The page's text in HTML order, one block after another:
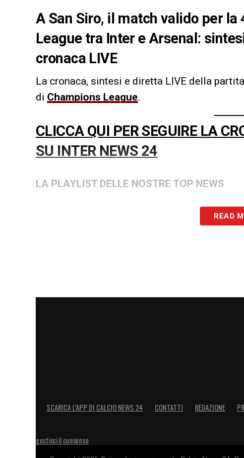
A San Siro, il match valido per
League tra Inter e Arsenal:
cronaca LIVE
La cronaca, sintesi e diretta LIVE della partita
di Champions League.
CLICCA QUI PER SEGUIRE LA
SU INTER NEWS 24
LA PLAYLIST DELLE NOSTRE TOP NEWS
READ
SCARICA L’APP DI CALCIO NEWS 24 CONTATTI REDAZIONE
gestisci il consenso